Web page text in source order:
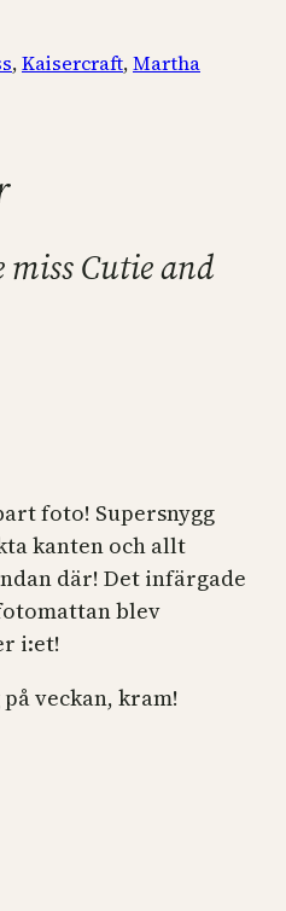
, Kaisercraft, Martha
Cutie and
foto! Supersnygg
kanten och allt
där! Det infärgade
blev
i:et!
veckan, kram!